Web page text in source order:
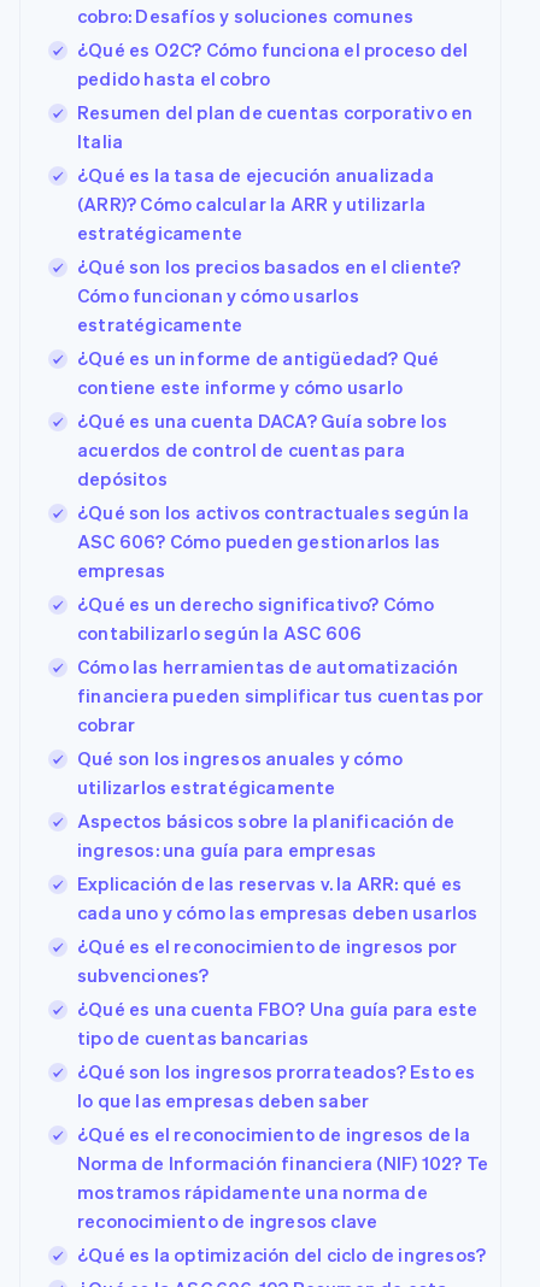
cobro: Desafíos y soluciones comunes
¿Qué es O2C? Cómo funciona el proceso del
pedido hasta el cobro
Resumen del plan de cuentas corporativo en
Italia
¿Qué es la tasa de ejecución anualizada
(ARR)? Cómo calcular la ARR y utilizarla
estratégicamente
¿Qué son los precios basados en el cliente?
Cómo funcionan y cómo usarlos
estratégicamente
¿Qué es un informe de antigüedad? Qué
contiene este informe y cómo usarlo
¿Qué es una cuenta DACA? Guía sobre los
acuerdos de control de cuentas para
depósitos
¿Qué son los activos contractuales según la
ASC 606? Cómo pueden gestionarlos las
empresas
¿Qué es un derecho significativo? Cómo
contabilizarlo según la ASC 606
Cómo las herramientas de automatización
financiera pueden simplificar tus cuentas por
cobrar
Qué son los ingresos anuales y cómo
utilizarlos estratégicamente
Aspectos básicos sobre la planificación de
ingresos: una guía para empresas
Explicación de las reservas v. la ARR: qué es
cada uno y cómo las empresas deben usarlos
¿Qué es el reconocimiento de ingresos por
subvenciones?
¿Qué es una cuenta FBO? Una guía para este
tipo de cuentas bancarias
¿Qué son los ingresos prorrateados? Esto es
lo que las empresas deben saber
¿Qué es el reconocimiento de ingresos de la
Norma de Información financiera (NIF) 102? Te
mostramos rápidamente una norma de
reconocimiento de ingresos clave
¿Qué es la optimización del ciclo de ingresos?